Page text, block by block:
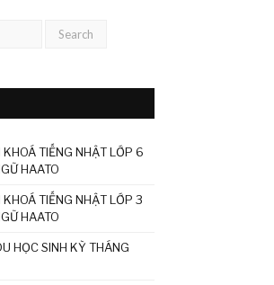
TIẾNG NHẬT LỚP 6
HAATO
TIẾNG NHẬT LỚP 3
HAATO
HỌC SINH KỲ THÁNG